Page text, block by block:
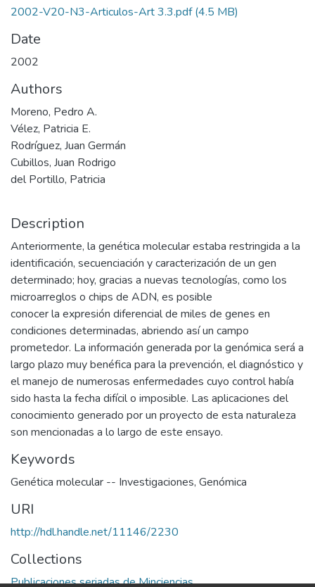
2002-V20-N3-Articulos-Art 3.3.pdf(4.5 MB)
Date
2002
Authors
Moreno, Pedro A.
Vélez, Patricia E.
Rodríguez, Juan Germán
Cubillos, Juan Rodrigo
del Portillo, Patricia
Description
Anteriormente, la genética molecular estaba restringida a la
identificación, secuenciación y caracterización de un gen
determinado; hoy, gracias a nuevas tecnologías, como los
microarreglos o chips de ADN, es posible
conocer la expresión diferencial de miles de genes en
condiciones determinadas, abriendo así un campo
prometedor. La información generada por la genómica será a
largo plazo muy benéfica para la prevención, el diagnóstico y
el manejo de numerosas enfermedades cuyo control había
sido hasta la fecha difícil o imposible. Las aplicaciones del
conocimiento generado por un proyecto de esta naturaleza
son mencionadas a lo largo de este ensayo.
Keywords
Genética molecular -- Investigaciones, Genómica
URI
http://hdl.handle.net/11146/2230
Collections
Publicaciones seriadas de Minciencias